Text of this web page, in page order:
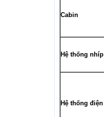
Cabin
Hệ thống nhíp
Hệ thống điện